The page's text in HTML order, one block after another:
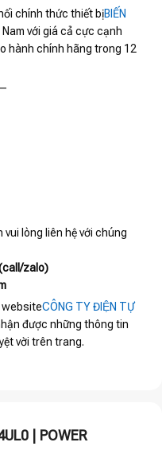
chính thức thiết bịBIẾN
với giá cả cực cạnh
hành chính hãng trong 12
lòng liên hệ với chúng
zalo)
websiteCÔNG TY ĐIỆN TỰ
được những thông tin
vời trên trang.
| POWER